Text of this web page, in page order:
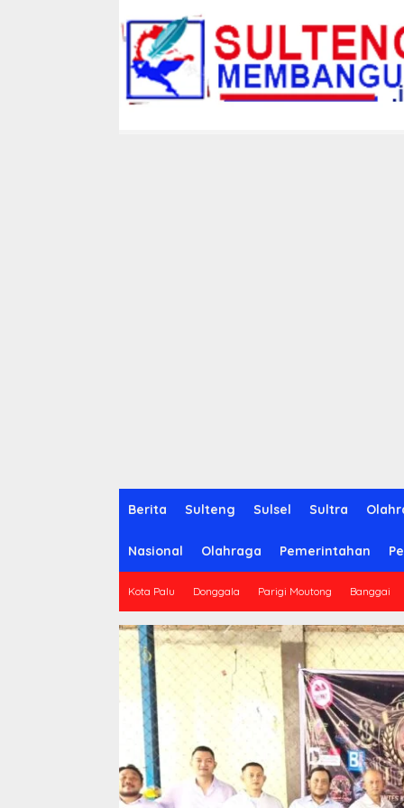
Berita Sulteng Sulsel Sultra
Nasional Olahraga Pemerintahan
Kota Palu Donggala Parigi Moutong Banggai